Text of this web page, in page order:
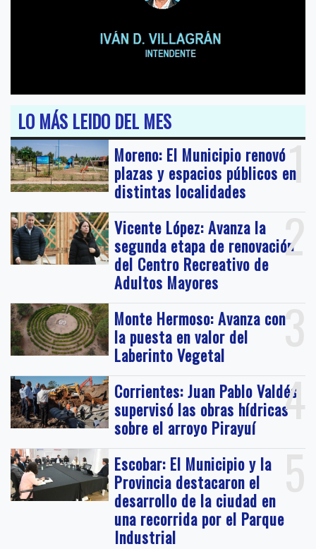
LO MÁS LEIDO DEL MES
1
Moreno: El Municipio renovó
plazas y espacios públicos en
distintas localidades
2
Vicente López: Avanza la
segunda etapa de renovación
del Centro Recreativo de
Adultos Mayores
3
Monte Hermoso: Avanza con
la puesta en valor del
Laberinto Vegetal
4
Corrientes: Juan Pablo Valdés
supervisó las obras hídricas
sobre el arroyo Pirayuí
5
Escobar: El Municipio y la
Provincia destacaron el
desarrollo de la ciudad en
una recorrida por el Parque
Industrial